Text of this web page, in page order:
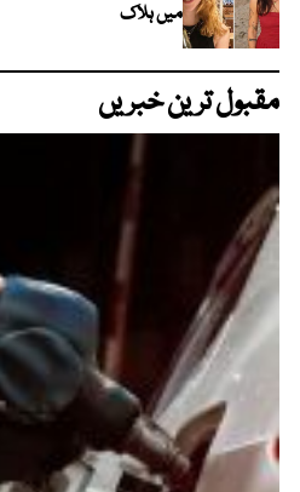
میں ہلاک
مقبول ترین خبریں